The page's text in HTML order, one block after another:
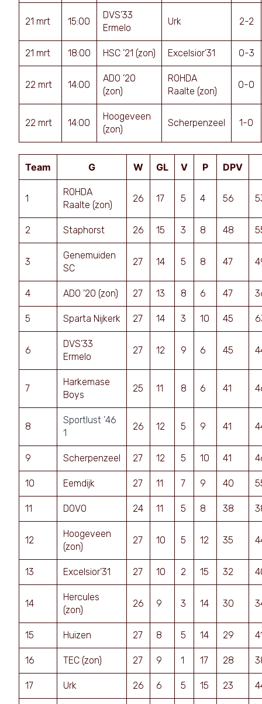
21 mrt 15:00
DVS’33
Ermelo
Urk 2-2
21 mrt 18:00 HSC ’21 (zon) Excelsior’31 0-3
22 mrt 14:00
ADO ’20
(zon)
ROHDA
Raalte (zon)
0-0
22 mrt 14:00
Hoogeveen
(zon)
Scherpenzeel 1-0
Team G W GL V P DPV
1
ROHDA
Raalte (zon)
26 17 5 4 56
2 Staphorst 26 15 3 8 48
3
Genemuiden
SC
27 14 5 8 47
4 ADO ’20 (zon) 27 13 8 6 47
5 Sparta Nijkerk 27 14 3 10 45
6
DVS’33
Ermelo
27 12 9 6 45
7
Harkemase
Boys
25 11 8 6 41
8
Sportlust ’46
1
26 12 5 9 41
9 Scherpenzeel 27 12 5 10 41
10 Eemdijk 27 11 7 9 40
11 DOVO 24 11 5 8 38
12
Hoogeveen
(zon)
27 10 5 12 35
13 Excelsior’31 27 10 2 15 32
14
Hercules
(zon)
26 9 3 14 30
15 Huizen 27 8 5 14 29
16 TEC (zon) 27 9 1 17 28
17 Urk 26 6 5 15 23